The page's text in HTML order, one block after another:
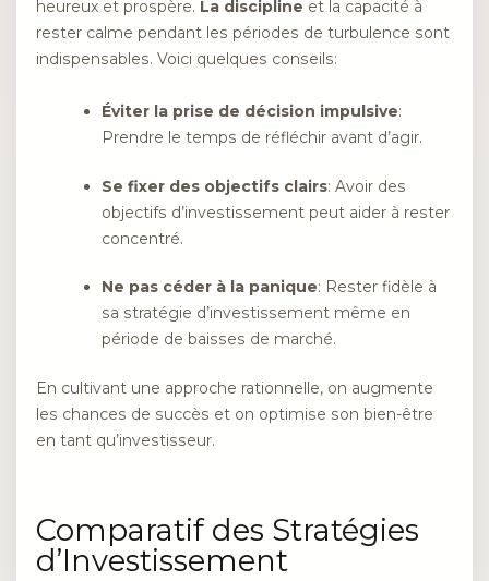
heureux et prospère. La discipline et la capacité à
rester calme pendant les périodes de turbulence sont
indispensables. Voici quelques conseils:
Éviter la prise de décision impulsive:
Prendre le temps de réfléchir avant d’agir.
Se fixer des objectifs clairs: Avoir des
objectifs d’investissement peut aider à rester
concentré.
Ne pas céder à la panique: Rester fidèle à
sa stratégie d’investissement même en
période de baisses de marché.
En cultivant une approche rationnelle, on augmente
les chances de succès et on optimise son bien-être
en tant qu’investisseur.
Comparatif des Stratégies
d’Investissement